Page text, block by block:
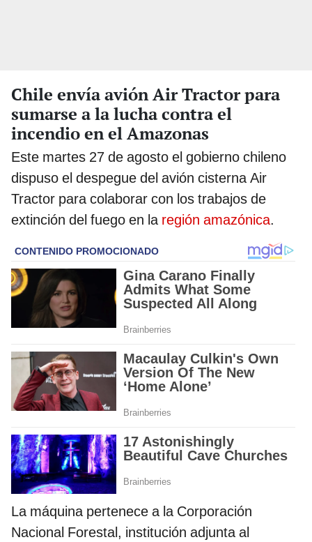
Chile envía avión Air Tractor para
sumarse a la lucha contra el
incendio en el Amazonas
Este martes 27 de agosto el gobierno chileno
dispuso el despegue del avión cisterna Air
Tractor para colaborar con los trabajos de
extinción del fuego en la región amazónica.
La máquina pertenece a la Corporación
Nacional Forestal, institución adjunta al